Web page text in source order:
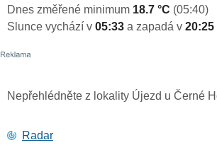
Dnes změřené minimum 18.7 °C (05:40)
Slunce vychází v 05:33 a zapadá v 20:25
Nepřehlédněte z lokality Újezd u Černé
Radar